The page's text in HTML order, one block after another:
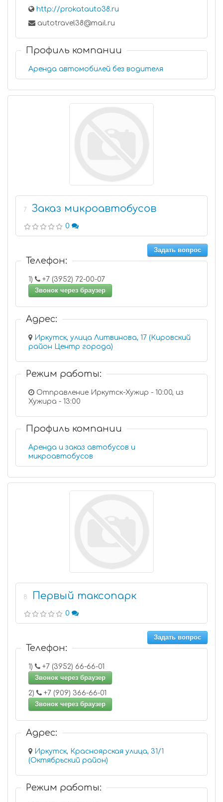
http://prokatauto38.ru
autotravel38@mail.ru
Профиль компании
Аренда автомобилей без водителя
7 Заказ микроавтобусов
0
Задать вопрос
Телефон:
1)
+7 (3952) 72-00-07
Звонок через браузер
Адрес:
Иркутск, улица Литвинова, 17 (Кировский
район Центр города)
Режим работы:
Отправление Иркутск-Хужир - 10:00, из
Хужира - 13:00
Профиль компании
Аренда и заказ автобусов и
микроавтобусов
8 Первый таксопарк
0
Задать вопрос
Телефон:
1)
+7 (3952) 66-66-01
Звонок через браузер
2)
+7 (909) 366-66-01
Звонок через браузер
Адрес:
Иркутск, Красноярская улица, 31/1
(Октябрьский район)
Режим работы: